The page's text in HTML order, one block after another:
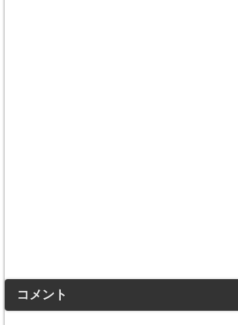
コメント